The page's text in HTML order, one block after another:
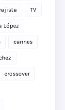
TV
López
cannes
crossover